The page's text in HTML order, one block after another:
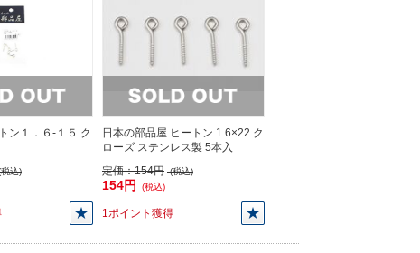
ン１．６-１５ ク
込)
日本の部品屋 ヒートン 1.6×22 ク
ローズ ステンレス製 5本入
定価：154円 (税込)
154円 (税込)
1ポイント獲得